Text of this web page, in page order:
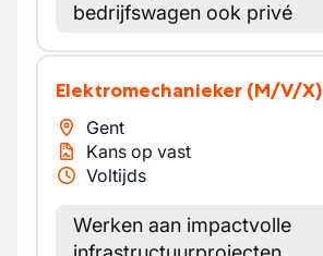
bedrijfswagen ook privé
Elektromechanieker (M/V/X)
Gent
Kans op vast
Voltijds
Werken aan impactvolle